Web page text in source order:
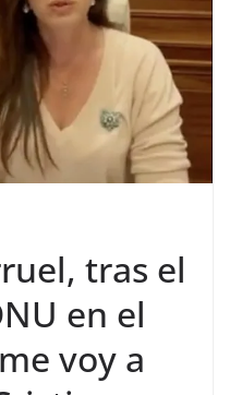
tras el
en el
voy a